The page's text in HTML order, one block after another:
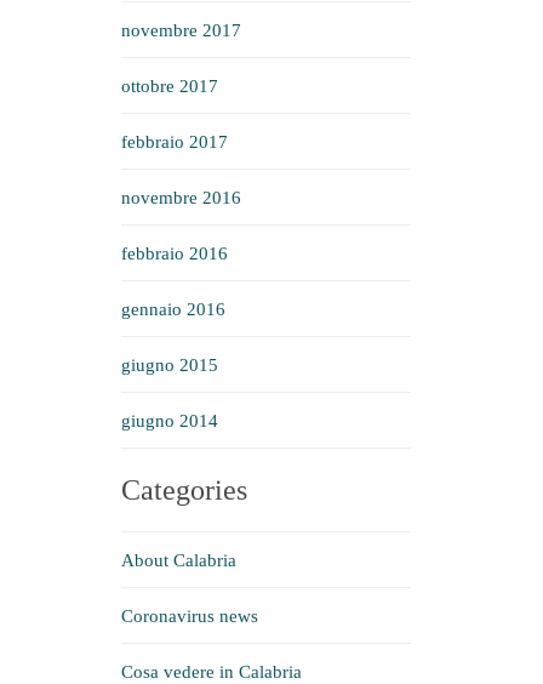
novembre 2017
ottobre 2017
febbraio 2017
novembre 2016
febbraio 2016
gennaio 2016
giugno 2015
giugno 2014
Categories
About Calabria
Coronavirus news
Cosa vedere in Calabria